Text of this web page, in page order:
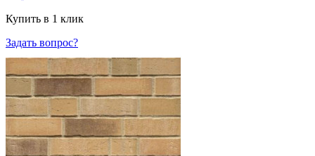
Купить в 1 клик
Задать вопрос?